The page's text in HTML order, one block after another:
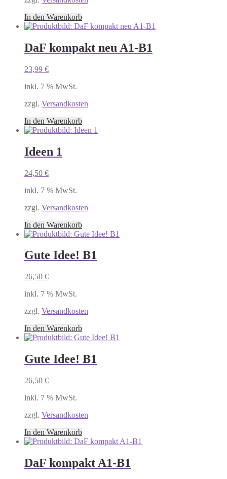
In den Warenkorb
DaF kompakt neu A1-B1
23,99 €
inkl. 7 % MwSt.
zzgl. Versandkosten
In den Warenkorb
Ideen 1
24,50 €
inkl. 7 % MwSt.
zzgl. Versandkosten
In den Warenkorb
Gute Idee! B1
26,50 €
inkl. 7 % MwSt.
zzgl. Versandkosten
In den Warenkorb
Gute Idee! B1
26,50 €
inkl. 7 % MwSt.
zzgl. Versandkosten
In den Warenkorb
DaF kompakt A1-B1